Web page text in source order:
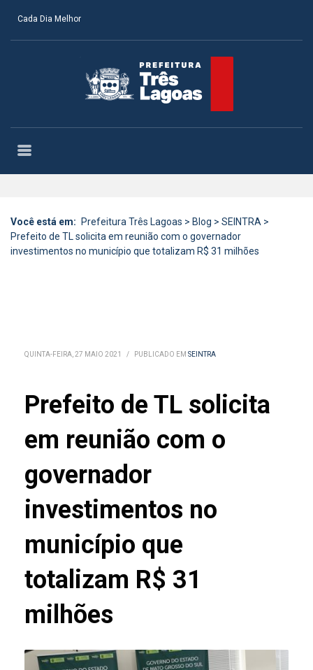
Cada Dia Melhor
Você está em: Prefeitura Três Lagoas > Blog > SEINTRA >
Prefeito de TL solicita em reunião com o governador
investimentos no município que totalizam R$ 31 milhões
QUINTA-FEIRA, 27 MAIO 2021 / PUBLICADO EM SEINTRA
Prefeito de TL solicita
em reunião com o
governador
investimentos no
município que
totalizam R$ 31
milhões